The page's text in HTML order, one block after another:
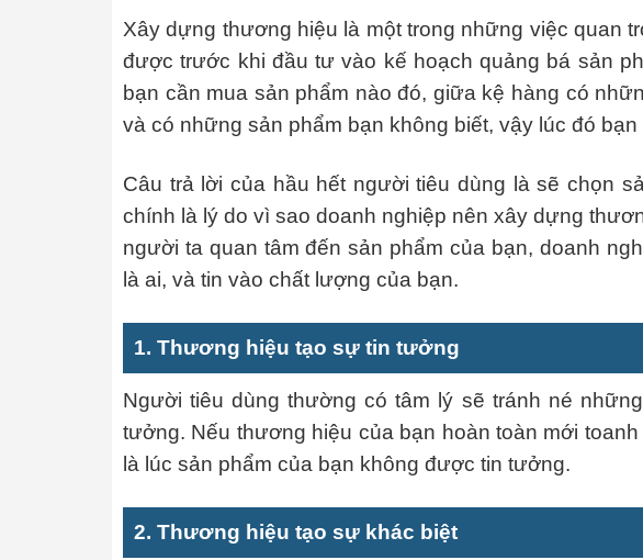
Xây dựng thương hiệu là một trong những việc quan
được trước khi đầu tư vào kế hoạch quảng bá sản
bạn cần mua sản phẩm nào đó, giữa kệ hàng có
và có những sản phẩm bạn không biết, vậy lúc đó
Câu trả lời của hầu hết người tiêu dùng là sẽ chọn
chính là lý do vì sao doanh nghiệp nên xây dựng
người ta quan tâm đến sản phẩm của bạn, doanh
là ai, và tin vào chất lượng của bạn.
1. Thương hiệu tạo sự tin tưởng
Người tiêu dùng thường có tâm lý sẽ tránh né
tưởng. Nếu thương hiệu của bạn hoàn toàn mới
là lúc sản phẩm của bạn không được tin tưởng.
2. Thương hiệu tạo sự khác biệt